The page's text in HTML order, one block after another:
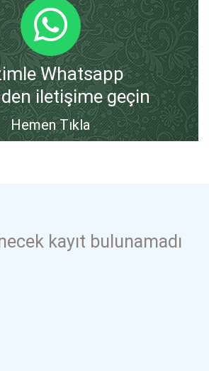
Whatsapp
iletişime geçin
Hemen Tıkla
kayıt bulunamadı